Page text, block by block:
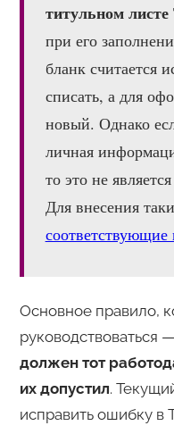
титульном
при его
бланк считается
списать, а для
новый. Однако
личная
то это не
Для внесения
соответствующие
Основное правило,
руководствоваться —
должен тот
их допустил.
исправить ошибку в